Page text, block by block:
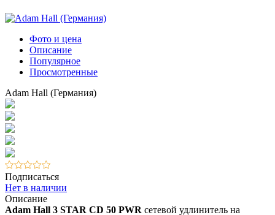
Фото и цена
Описание
Популярное
Просмотренные
Adam Hall (Германия)
Подписаться
Нет в наличии
Описание
Adam Hall 3 STAR CD 50 PWR сетевой удлинитель на